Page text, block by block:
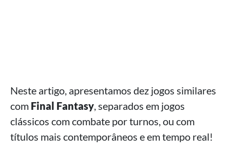
Neste artigo, apresentamos dez jogos similares
com Final Fantasy, separados em jogos
clássicos com combate por turnos, ou com
títulos mais contemporâneos e em tempo real!